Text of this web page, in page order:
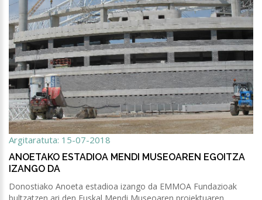
Argitaratuta: 15-07-2018
ANOETAKO ESTADIOA MENDI MUSEOAREN EGOITZA
IZANGO DA
Donostiako Anoeta estadioa izango da EMMOA Fundazioak
bultzatzen ari den Euskal Mendi Museoaren proiektuaren